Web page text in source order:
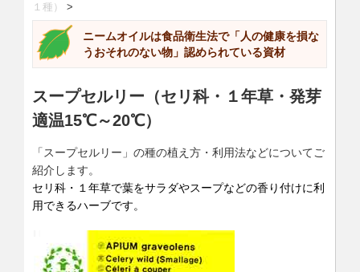
１種）
>
ニームオイルは食品衛生法で「人の健康を損な
うおそれのない物」認められている資材
スープセルリー（セリ科・１年草・発芽
適温15℃～20℃）
「スープセルリー」の種の植え方・利用法などについてご
紹介します。
セリ科・１年草で葉をサラダやスープなどの香り付けに利
用できるハーブです。